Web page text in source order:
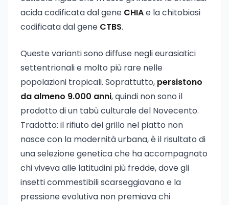
acida codificata dal gene CHIAe la chitobiasi
codificata dal gene CTBS.
Queste varianti sono diffuse negli eurasiatici
settentrionali e molto più rare nelle
popolazioni tropicali. Soprattutto, persistono
da almeno 9.000 anni, quindi non sono il
prodotto di un tabù culturale del Novecento.
Tradotto: il rifiuto del grillo nel piatto non
nasce con la modernità urbana, è il risultato di
una selezione genetica che ha accompagnato
chi viveva alle latitudini più fredde, dove gli
insetti commestibili scarseggiavano e la
pressione evolutiva non premiava chi